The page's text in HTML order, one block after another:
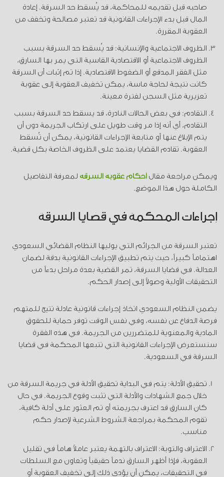
صاحبه قبل تقديمه للمحاكمة، قد يُسقط حد السرقة. إعادة
المال قبل بدء الإجراءات القانونية قد تعتبر مصالحة وتخفف من
العقوبة المقررة.
الظروف الاجتماعية والإنسانية: قد يُسقط حد السرقة بسبب
الظروف الاجتماعية أو الاقتصادية القاسية التي يمر بها السارق،
مثل الفقر المدقع أو الضغوط الاقتصادية. إذا تم إثبات أن السرقة
كانت نتيجة لحاجة ماسة، يمكن تخفيف العقوبة إلى عقوبة
تعزيرية مثل السجن لفترة معينة.
التقادم: في بعض الحالات النادرة، قد يسقط حد السرقة بسبب
التقادم، أي أنه إذا مر وقت طويل على ارتكاب الجريمة دون أن
يتم الإبلاغ عنها أو متابعة الإجراءات القانونية، يمكن أن تُسقط
العقوبة. تقادم القضايا يعتمد على الظروف الخاصة بكل قضية.
ويمكن مراجعة مقال أحكام عقوبة السرقة لمعرفة التفاصيل
الكاملة حول هذا الموضع.
إجراءات المحكمة في قضايا السرقة
تعتبر السرقة من الجرائم التي يوليها النظام القضائي السعودي
اهتماماً كبيراً، حيث يتم تطبيق الإجراءات القانونية بدقة لضمان
العدالة. في قضايا السرقة، تمر القضية بعدة مراحل بدءاً من
التحقيقات الأولية وصولاً إلى إصدار الحكم.
يضمن النظام السعودي اتخاذ إجراءات قانونية عادلة تتيح للمتهم
فرصة الدفاع عن نفسه، وفي نفس الوقت توفر حماية للحقوق
المادية والمعنوية للمتضررين من الجريمة. في هذه الفقرة
سنستعرض الإجراءات القانونية التي تتبعها المحكمة في قضايا
السرقة في السعودية.
تحقيق الأدلة: يتم في البداية تحقيق الأدلة في جريمة السرقة من
خلال جمع الشهادات والأدلة التي تثبت وقوع الجريمة. في حال
كان السارق قد اعترف بجريمته أو تم العثور على أدلة كافية،
تقوم المحكمة بمراجعة الشروط الشرعية لإصدار حكم
مناسب.
الاعتراف والتوبة: الاعتراف بالتهمة يعتبر عاملاً هاماً في تقليل
العقوبة، فإذا أظهر السارق ندماً حقيقياً وتعاون مع السلطات
في التحقيقات، يمكن أن يؤدي ذلك إلى تخفيف العقوبة أو